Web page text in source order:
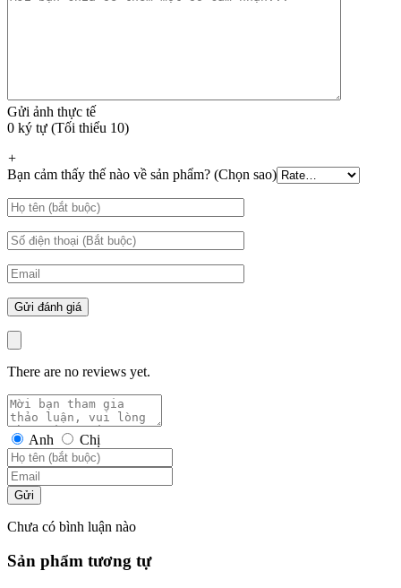
Gửi ảnh thực tế
0 ký tự (Tối thiểu 10)
+
Bạn cảm thấy thế nào về sản phẩm? (Chọn sao)
There are no reviews yet.
Anh Chị
Gửi
Chưa có bình luận nào
Sản phẩm tương tự